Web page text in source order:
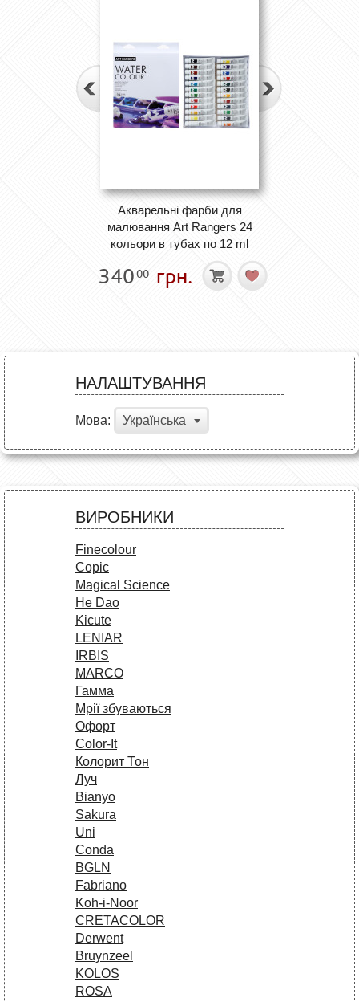
Акварельні фарби для
малювання Art Rangers 24
кольори в тубах по 12 ml
34000 грн.
НАЛАШТУВАННЯ
Мова: Українська
ВИРОБНИКИ
Finecolour
Copic
Magical Science
He Dao
Kicute
LENIAR
IRBIS
MARCO
Гамма
Мрії збуваються
Офорт
Сolor-It
Колорит Тон
Луч
Bianyo
Sakura
Uni
Conda
BGLN
Fabriano
Koh-i-Noor
CRETACOLOR
Derwent
Bruynzeel
KOLOS
ROSA